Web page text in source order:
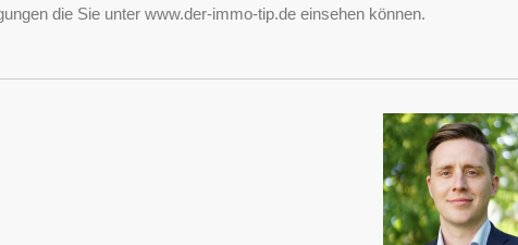
die Sie unter www.der-immo-tip.de einsehen können.